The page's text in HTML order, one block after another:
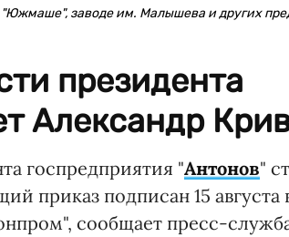
заводе им. Малышева и других
президента
Александр
госпредприятия "Антонов"
приказ подписан 15 августа
сообщает пресс-